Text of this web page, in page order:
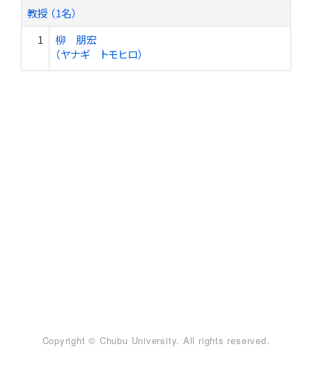
教授 （1名）
1
柳 朋宏
（ヤナギ トモヒロ）
Copyright © Chubu University. All rights reserved.